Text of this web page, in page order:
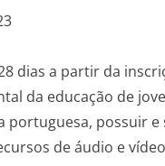
dias a partir da
da educação de
portuguesa, possuir
de áudio e